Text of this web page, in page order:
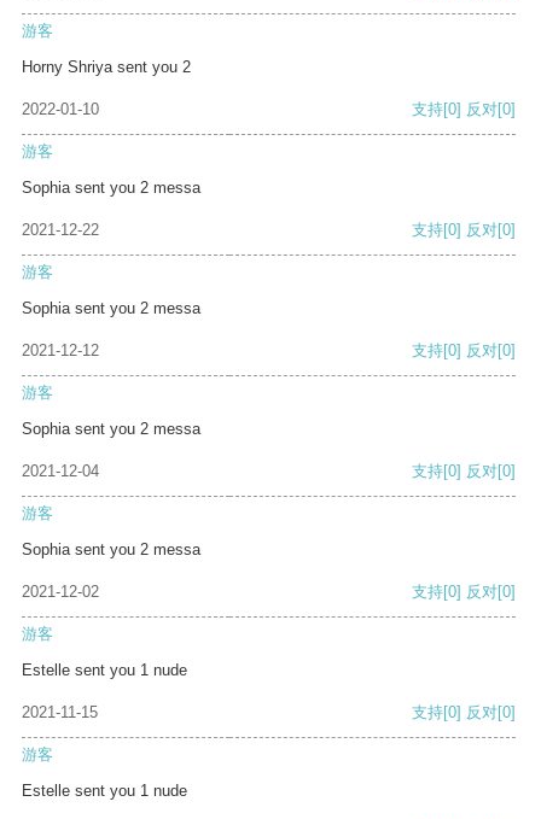
游客
Horny Shriya sent you 2
2022-01-10 支持[0] 反对[0]
游客
Sophia sent you 2 messa
2021-12-22 支持[0] 反对[0]
游客
Sophia sent you 2 messa
2021-12-12 支持[0] 反对[0]
游客
Sophia sent you 2 messa
2021-12-04 支持[0] 反对[0]
游客
Sophia sent you 2 messa
2021-12-02 支持[0] 反对[0]
游客
Estelle sent you 1 nude
2021-11-15 支持[0] 反对[0]
游客
Estelle sent you 1 nude